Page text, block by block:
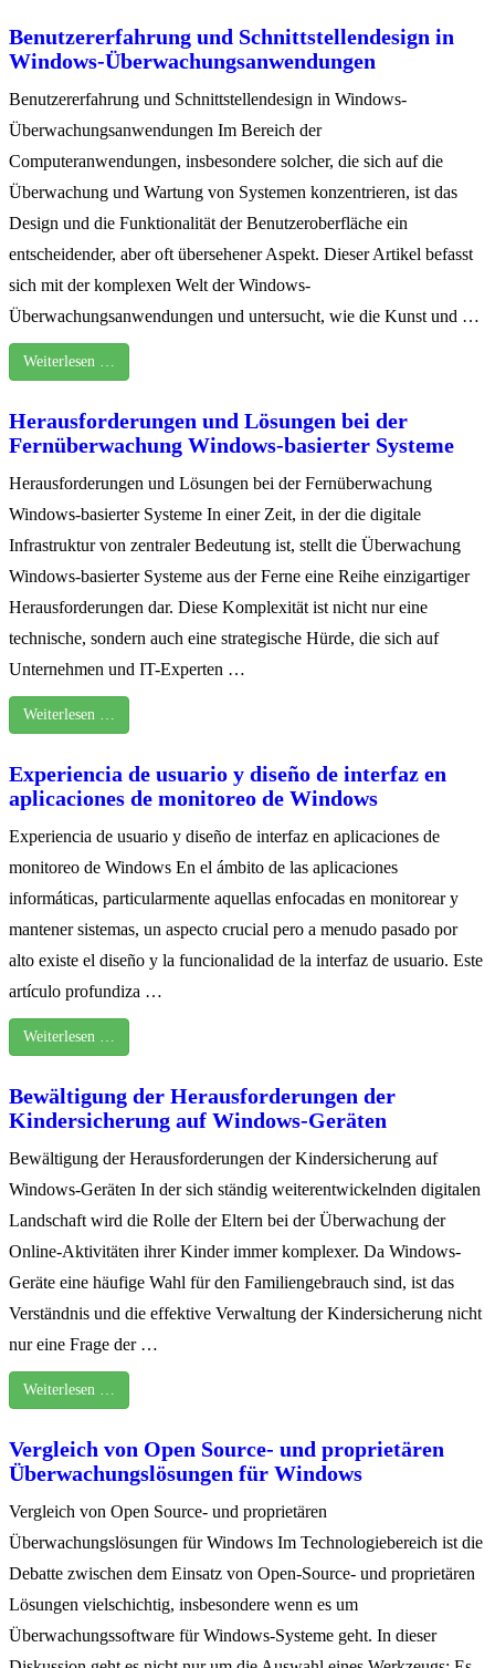
Benutzererfahrung und Schnittstellendesign in
Windows-Überwachungsanwendungen
Benutzererfahrung und Schnittstellendesign in Windows-
Überwachungsanwendungen Im Bereich der
Computeranwendungen, insbesondere solcher, die sich auf die
Überwachung und Wartung von Systemen konzentrieren, ist das
Design und die Funktionalität der Benutzeroberfläche ein
entscheidender, aber oft übersehener Aspekt. Dieser Artikel befasst
sich mit der komplexen Welt der Windows-
Überwachungsanwendungen und untersucht, wie die Kunst und …
Weiterlesen …
Herausforderungen und Lösungen bei der
Fernüberwachung Windows-basierter Systeme
Herausforderungen und Lösungen bei der Fernüberwachung
Windows-basierter Systeme In einer Zeit, in der die digitale
Infrastruktur von zentraler Bedeutung ist, stellt die Überwachung
Windows-basierter Systeme aus der Ferne eine Reihe einzigartiger
Herausforderungen dar. Diese Komplexität ist nicht nur eine
technische, sondern auch eine strategische Hürde, die sich auf
Unternehmen und IT-Experten …
Weiterlesen …
Experiencia de usuario y diseño de interfaz en
aplicaciones de monitoreo de Windows
Experiencia de usuario y diseño de interfaz en aplicaciones de
monitoreo de Windows En el ámbito de las aplicaciones
informáticas, particularmente aquellas enfocadas en monitorear y
mantener sistemas, un aspecto crucial pero a menudo pasado por
alto existe el diseño y la funcionalidad de la interfaz de usuario. Este
artículo profundiza …
Weiterlesen …
Bewältigung der Herausforderungen der
Kindersicherung auf Windows-Geräten
Bewältigung der Herausforderungen der Kindersicherung auf
Windows-Geräten In der sich ständig weiterentwickelnden digitalen
Landschaft wird die Rolle der Eltern bei der Überwachung der
Online-Aktivitäten ihrer Kinder immer komplexer. Da Windows-
Geräte eine häufige Wahl für den Familiengebrauch sind, ist das
Verständnis und die effektive Verwaltung der Kindersicherung nicht
nur eine Frage der …
Weiterlesen …
Vergleich von Open Source- und proprietären
Überwachungslösungen für Windows
Vergleich von Open Source- und proprietären
Überwachungslösungen für Windows Im Technologiebereich ist die
Debatte zwischen dem Einsatz von Open-Source- und proprietären
Lösungen vielschichtig, insbesondere wenn es um
Überwachungssoftware für Windows-Systeme geht. In dieser